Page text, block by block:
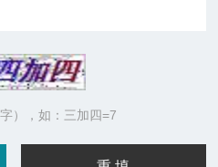
），如：三加四=7